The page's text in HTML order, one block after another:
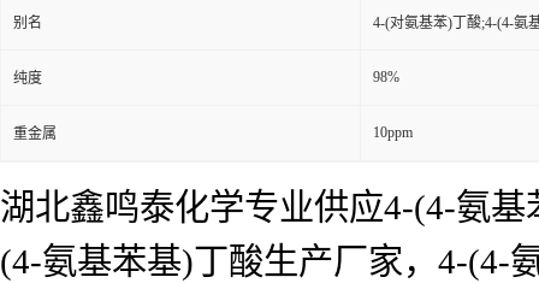
别名 4-(对氨基苯)丁酸;4-(4-氨
纯度 98%
重金属 10ppm
湖北鑫鸣泰化学专业供应4-(4-氨
(4-氨基苯基)丁酸生产厂家，4-(4-